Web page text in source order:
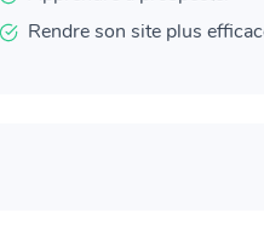
Rendre son site plus